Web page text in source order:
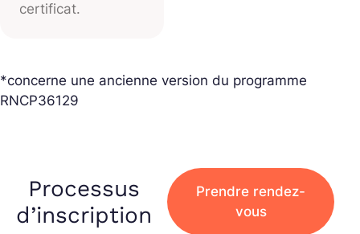
certificat.
*concerne une ancienne version du programme
RNCP36129
Processus
d’inscription
Prendre rendez-
vous